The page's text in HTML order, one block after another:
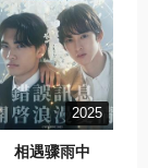
2025
相遇骤雨中